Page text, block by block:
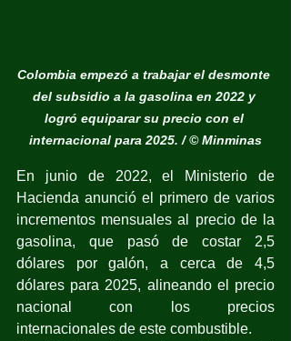
Colombia empezó a trabajar el desmonte
del subsidio a la gasolina en 2022 y
logró equiparar su precio con el
internacional para 2025. / © Minminas
En junio de 2022, el Ministerio de
Hacienda anunció el primero de varios
incrementos mensuales al precio de la
gasolina, que pasó de costar 2,5
dólares por galón, a cerca de 4,5
dólares para 2025, alineando el precio
nacional con los precios
internacionales de este combustible.